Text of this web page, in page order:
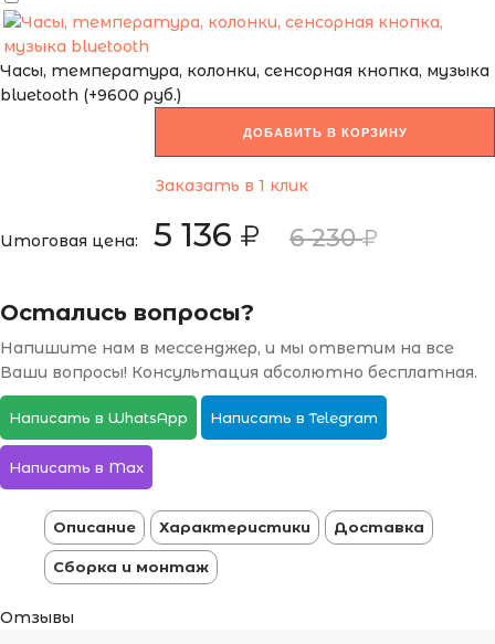
Часы, температура, колонки, сенсорная кнопка, музыка
bluetooth (+9600 руб.)
ДОБАВИТЬ В КОРЗИНУ
Заказать в 1 клик
Итоговая цена: 5 136 6 230
Остались вопросы?
Напишите нам в мессенджер, и мы ответим на все
Ваши вопросы! Консультация абсолютно бесплатная.
Написать в WhatsApp Написать в Telegram
Написать в Max
Описание Характеристики Доставка
Сборка и монтаж
Отзывы